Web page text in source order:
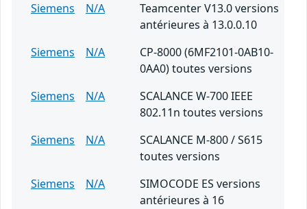
Siemens
N/A
Teamcenter V13.0 versions
antérieures à 13.0.0.10
Siemens
N/A
CP-8000 (6MF2101-0AB10-
0AA0) toutes versions
Siemens
N/A
SCALANCE W-700 IEEE
802.11n toutes versions
Siemens
N/A
SCALANCE M-800 / S615
toutes versions
Siemens
N/A
SIMOCODE ES versions
antérieures à 16